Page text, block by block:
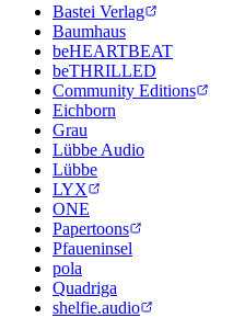
Bastei Verlag
Baumhaus
beHEARTBEAT
beTHRILLED
Community Editions
Eichborn
Grau
Lübbe Audio
Lübbe
LYX
ONE
Papertoons
Pfaueninsel
pola
Quadriga
shelfie.audio